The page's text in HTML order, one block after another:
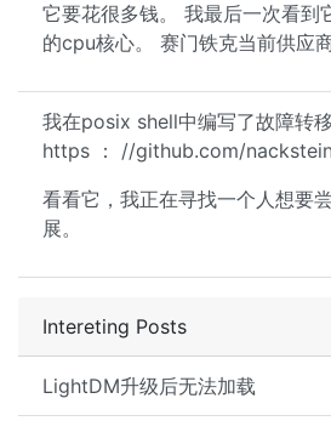
Intereting Posts
LightDM升级后无法加载
它要花很多钱。 我最后一次看到
的cpu核心。 赛门铁克当前供应
我在posix shell中编写了故障转
https ： //github.com/
看看它，我正在寻找一个人想要
展。